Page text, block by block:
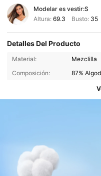
Modelar es vestir:S
Altura: 69.3 Busto: 35
Detalles Del Producto
Material:
Mezclilla
Composición:
87%